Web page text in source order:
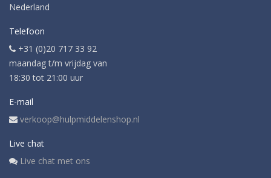
Nederland
Telefoon
+31 (0)20 717 33 92
maandag t/m vrijdag van
18:30 tot 21:00 uur
E-mail
verkoop@hulpmiddelenshop.nl
Live chat
Live chat met ons